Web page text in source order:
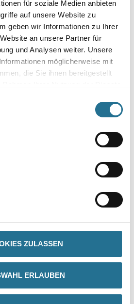
für soziale Medien anbieten
auf unsere Website zu
geben wir Informationen zu Ihrer
an unsere Partner für
und Analysen weiter. Unsere
möglicherweise mit
die Sie ihnen bereitgestellt
ZULASSEN
ERLAUBEN
Ihren Wunschfarbton
Substanzen
EN 13300
Gold oder Silber zur Auswahl